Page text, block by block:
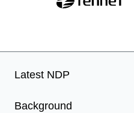
Footer
Latest NDP
Background